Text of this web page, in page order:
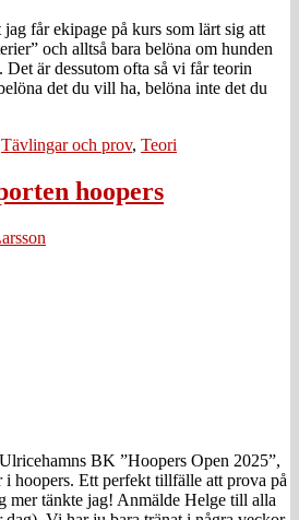
får ekipage på kurs som lärt sig att
och alltså bara belöna om hunden
Det är dessutom ofta så vi får teorin
det du vill ha, belöna inte det du
Tävlingar och prov, Teori
hoopers
BK ”Hoopers Open 2025”,
i hoopers. Ett perfekt tillfälle att prova på
mer tänkte jag! Anmälde Helge till alla